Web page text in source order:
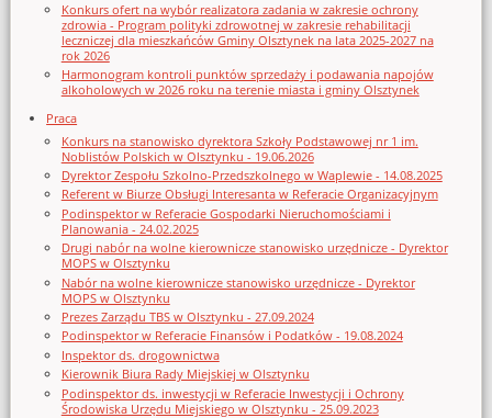
Konkurs ofert na wybór realizatora zadania w zakresie ochrony
zdrowia - Program polityki zdrowotnej w zakresie rehabilitacji
leczniczej dla mieszkańców Gminy Olsztynek na lata 2025-2027 na
rok 2026
Harmonogram kontroli punktów sprzedaży i podawania napojów
alkoholowych w 2026 roku na terenie miasta i gminy Olsztynek
Praca
Konkurs na stanowisko dyrektora Szkoły Podstawowej nr 1 im.
Noblistów Polskich w Olsztynku - 19.06.2026
Dyrektor Zespołu Szkolno-Przedszkolnego w Waplewie - 14.08.2025
Referent w Biurze Obsługi Interesanta w Referacie Organizacyjnym
Podinspektor w Referacie Gospodarki Nieruchomościami i
Planowania - 24.02.2025
Drugi nabór na wolne kierownicze stanowisko urzędnicze - Dyrektor
MOPS w Olsztynku
Nabór na wolne kierownicze stanowisko urzędnicze - Dyrektor
MOPS w Olsztynku
Prezes Zarządu TBS w Olsztynku - 27.09.2024
Podinspektor w Referacie Finansów i Podatków - 19.08.2024
Inspektor ds. drogownictwa
Kierownik Biura Rady Miejskiej w Olsztynku
Podinspektor ds. inwestycji w Referacie Inwestycji i Ochrony
Środowiska Urzędu Miejskiego w Olsztynku - 25.09.2023